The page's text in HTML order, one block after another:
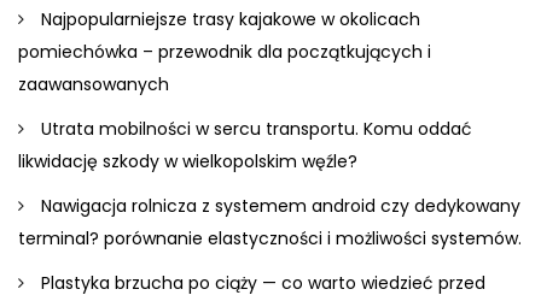
Najpopularniejsze trasy kajakowe w okolicach
pomiechówka – przewodnik dla początkujących i
zaawansowanych
Utrata mobilności w sercu transportu. Komu oddać
likwidację szkody w wielkopolskim węźle?
Nawigacja rolnicza z systemem android czy dedykowany
terminal? porównanie elastyczności i możliwości systemów.
Plastyka brzucha po ciąży — co warto wiedzieć przed